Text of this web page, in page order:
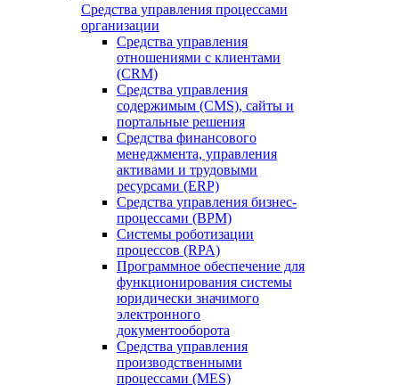
Средства управления процессами
организации
Средства управления
отношениями с клиентами
(CRM)
Средства управления
содержимым (CMS), сайты и
портальные решения
Средства финансового
менеджмента, управления
активами и трудовыми
ресурсами (ERP)
Средства управления бизнес-
процессами (BPM)
Системы роботизации
процессов (RPA)
Программное обеспечение для
функционирования системы
юридически значимого
электронного
документооборота
Средства управления
производственными
процессами (MES)